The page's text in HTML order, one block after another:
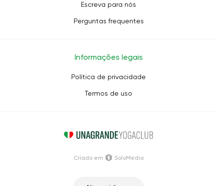
Escreva para nós
Perguntas frequentes
Informações legais
Política de privacidade
Termos de uso
Criado em SoloMedia